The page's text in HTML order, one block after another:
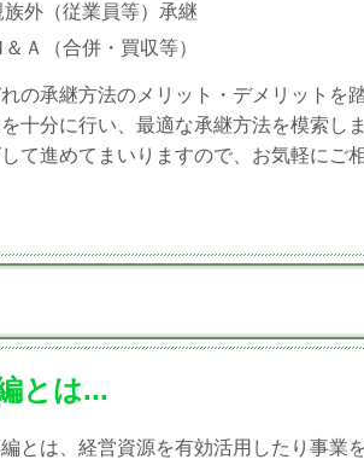
族外（従業員等）承継
＆Ａ（合併・買収等）
の承継方法のメリット・デメリットを
十分に行い、最適な承継方法を模索し
て進めてまいりますので、お気軽にご
とは...
とは、経営資源を有効活用したり事業